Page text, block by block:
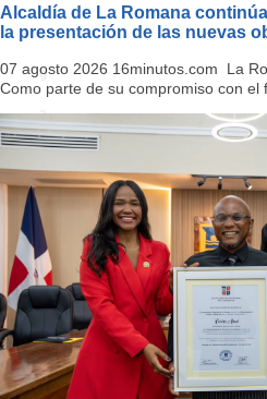
i
g
a
ti
o
n
Alcaldía de La Romana
la presentación de las nuevas
07 agosto 2026 16minutos.com La
Como parte de su compromiso con el